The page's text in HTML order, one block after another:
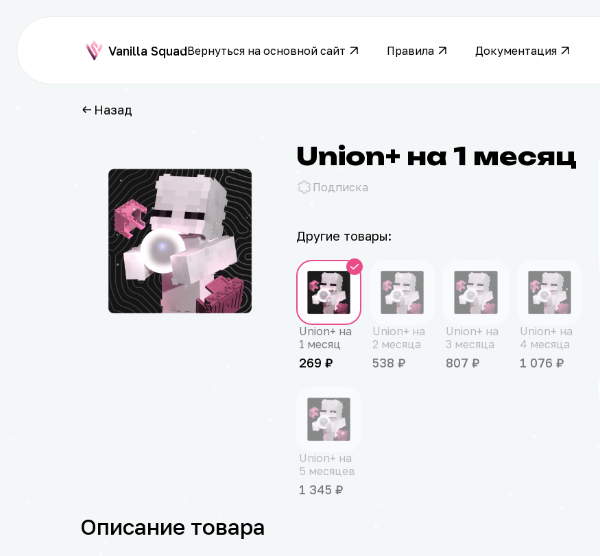
Vanilla SquadВернуться на основной сайт Правила Документация
Назад
Union+ на 1 месяц
Подписка
Другие товары:
Union+ на
1 месяц
269 ₽
Union+ на
2 месяца
538 ₽
Union+ на
3 месяца
807 ₽
Union+ на
4 месяца
1 076 ₽
Union+ на
5 месяцев
1 345 ₽
Описание товара